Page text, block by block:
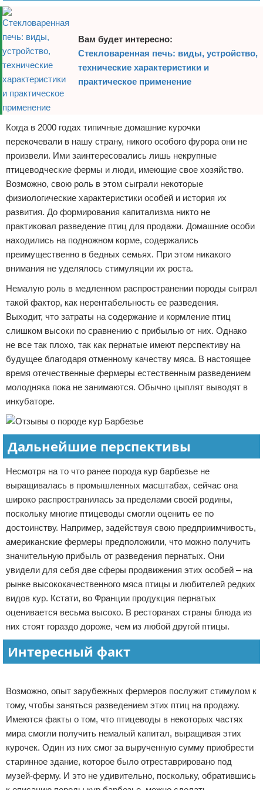
Вам будет интересно:
Стекловаренная печь: виды, устройство,
технические характеристики и
практическое применение
Когда в 2000 годах типичные домашние курочки
перекочевали в нашу страну, никого особого фурора они не
произвели. Ими заинтересовались лишь некрупные
птицеводческие фермы и люди, имеющие свое хозяйство.
Возможно, свою роль в этом сыграли некоторые
физиологические характеристики особей и история их
развития. До формирования капитализма никто не
практиковал разведение птиц для продажи. Домашние особи
находились на подножном корме, содержались
преимущественно в бедных семьях. При этом никакого
внимания не уделялось стимуляции их роста.
Немалую роль в медленном распространении породы сыграл
такой фактор, как нерентабельность ее разведения.
Выходит, что затраты на содержание и кормление птиц
слишком высоки по сравнению с прибылью от них. Однако
не все так плохо, так как пернатые имеют перспективу на
будущее благодаря отменному качеству мяса. В настоящее
время отечественные фермеры естественным разведением
молодняка пока не занимаются. Обычно цыплят выводят в
инкубаторе.
Дальнейшие перспективы
Несмотря на то что ранее порода кур барбезье не
выращивалась в промышленных масштабах, сейчас она
широко распространилась за пределами своей родины,
поскольку многие птицеводы смогли оценить ее по
достоинству. Например, задействуя свою предприимчивость,
американские фермеры предположили, что можно получить
значительную прибыль от разведения пернатых. Они
увидели для себя две сферы продвижения этих особей – на
рынке высококачественного мяса птицы и любителей редких
видов кур. Кстати, во Франции продукция пернатых
оценивается весьма высоко. В ресторанах страны блюда из
них стоят гораздо дороже, чем из любой другой птицы.
Интересный факт
Возможно, опыт зарубежных фермеров послужит стимулом к
тому, чтобы заняться разведением этих птиц на продажу.
Имеются факты о том, что птицеводы в некоторых частях
мира смогли получить немалый капитал, выращивая этих
курочек. Один из них смог за вырученную сумму приобрести
старинное здание, которое было отреставрировано под
музей-ферму. И это не удивительно, поскольку, обратившись